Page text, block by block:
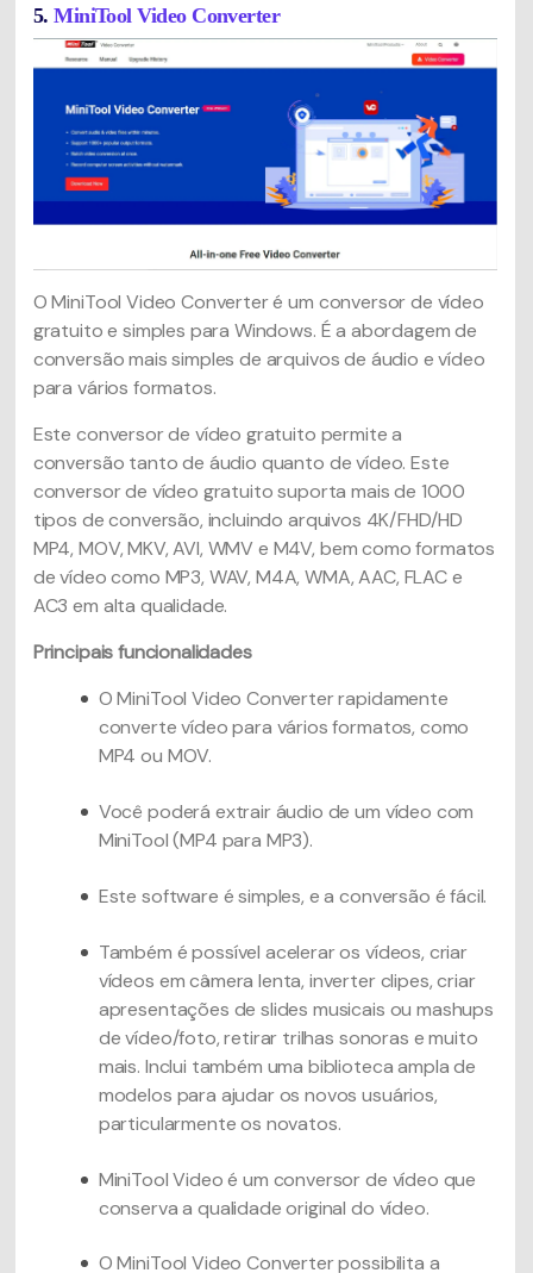
5. MiniTool Video Converter
O MiniTool Video Converter é um conversor de vídeo
gratuito e simples para Windows. É a abordagem de
conversão mais simples de arquivos de áudio e vídeo
para vários formatos.
Este conversor de vídeo gratuito permite a
conversão tanto de áudio quanto de vídeo. Este
conversor de vídeo gratuito suporta mais de 1000
tipos de conversão, incluindo arquivos 4K/FHD/HD
MP4, MOV, MKV, AVI, WMV e M4V, bem como formatos
de vídeo como MP3, WAV, M4A, WMA, AAC, FLAC e
AC3 em alta qualidade.
Principais funcionalidades
O MiniTool Video Converter rapidamente
converte vídeo para vários formatos, como
MP4 ou MOV.
Você poderá extrair áudio de um vídeo com
MiniTool (MP4 para MP3).
Este software é simples, e a conversão é fácil.
Também é possível acelerar os vídeos, criar
vídeos em câmera lenta, inverter clipes, criar
apresentações de slides musicais ou mashups
de vídeo/foto, retirar trilhas sonoras e muito
mais. Inclui também uma biblioteca ampla de
modelos para ajudar os novos usuários,
particularmente os novatos.
MiniTool Video é um conversor de vídeo que
conserva a qualidade original do vídeo.
O MiniTool Video Converter possibilita a